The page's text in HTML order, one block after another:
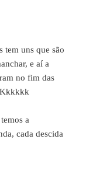
tem uns que são
e aí a
no fim das
Kkkkkk
a
cada descida